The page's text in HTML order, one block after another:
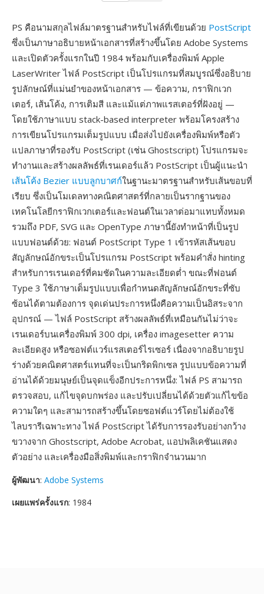
PS คือนามสกุลไฟล์มาตรฐานสำหรับไฟล์ที่เขียนด้วย PostScript
ซึ่งเป็นภาษาอธิบายหน้าเอกสารที่สร้างขึ้นโดย Adobe Systems
และเปิดตัวครั้งแรกในปี 1984 พร้อมกับเครื่องพิมพ์ Apple
LaserWriter ไฟล์ PostScript เป็นโปรแกรมที่สมบูรณ์ซึ่งอธิบาย
รูปลักษณ์ที่แม่นยำของหน้าเอกสาร — ข้อความ, กราฟิกเวก
เตอร์, เส้นโค้ง, การเติมสี และแม้แต่ภาพแรสเตอร์ที่ฝังอยู่ —
โดยใช้ภาษาแบบ stack-based interpreter พร้อมโครงสร้าง
การเขียนโปรแกรมเต็มรูปแบบ เมื่อส่งไปยังเครื่องพิมพ์หรือตัว
แปลภาษาที่รองรับ PostScript (เช่น Ghostscript) โปรแกรมจะ
ทำงานและสร้างผลลัพธ์ที่เรนเดอร์แล้ว PostScript เป็นผู้แนะนำ
เส้นโค้ง Bezier แบบลูกบาศก์ในฐานะมาตรฐานสำหรับเส้นขอบที่
เรียบ ซึ่งเป็นโมเดลทางคณิตศาสตร์ที่กลายเป็นรากฐานของ
เทคโนโลยีกราฟิกเวกเตอร์และฟอนต์ในเวลาต่อมาแทบทั้งหมด
รวมถึง PDF, SVG และ OpenType ภาษานี้ยังทำหน้าที่เป็นรูป
แบบฟอนต์ด้วย: ฟอนต์ PostScript Type 1 เข้ารหัสเส้นขอบ
สัญลักษณ์อักขระเป็นโปรแกรม PostScript พร้อมคำสั่ง hinting
สำหรับการเรนเดอร์ที่คมชัดในความละเอียดต่ำ ขณะที่ฟอนต์
Type 3 ใช้ภาษาเต็มรูปแบบเพื่อกำหนดสัญลักษณ์อักขระที่ซับ
ซ้อนได้ตามต้องการ จุดเด่นประการหนึ่งคือความเป็นอิสระจาก
อุปกรณ์ — ไฟล์ PostScript สร้างผลลัพธ์ที่เหมือนกันไม่ว่าจะ
เรนเดอร์บนเครื่องพิมพ์ 300 dpi, เครื่อง imagesetter ความ
ละเอียดสูง หรือซอฟต์แวร์แรสเตอร์ไรเซอร์ เนื่องจากอธิบายรูป
ร่างด้วยคณิตศาสตร์แทนที่จะเป็นกริดพิกเซล รูปแบบข้อความที่
อ่านได้ด้วยมนุษย์เป็นจุดแข็งอีกประการหนึ่ง: ไฟล์ PS สามารถ
ตรวจสอบ, แก้ไขจุดบกพร่อง และปรับเปลี่ยนได้ด้วยตัวแก้ไขข้อ
ความใดๆ และสามารถสร้างขึ้นโดยซอฟต์แวร์โดยไม่ต้องใช้
ไลบรารีเฉพาะทาง ไฟล์ PostScript ได้รับการรองรับอย่างกว้าง
ขวางจาก Ghostscript, Adobe Acrobat, แอปพลิเคชันแสดง
ตัวอย่าง และเครื่องมือสิ่งพิมพ์และกราฟิกจำนวนมาก
ผู้พัฒนา: Adobe Systems
เผยแพร่ครั้งแรก: 1984